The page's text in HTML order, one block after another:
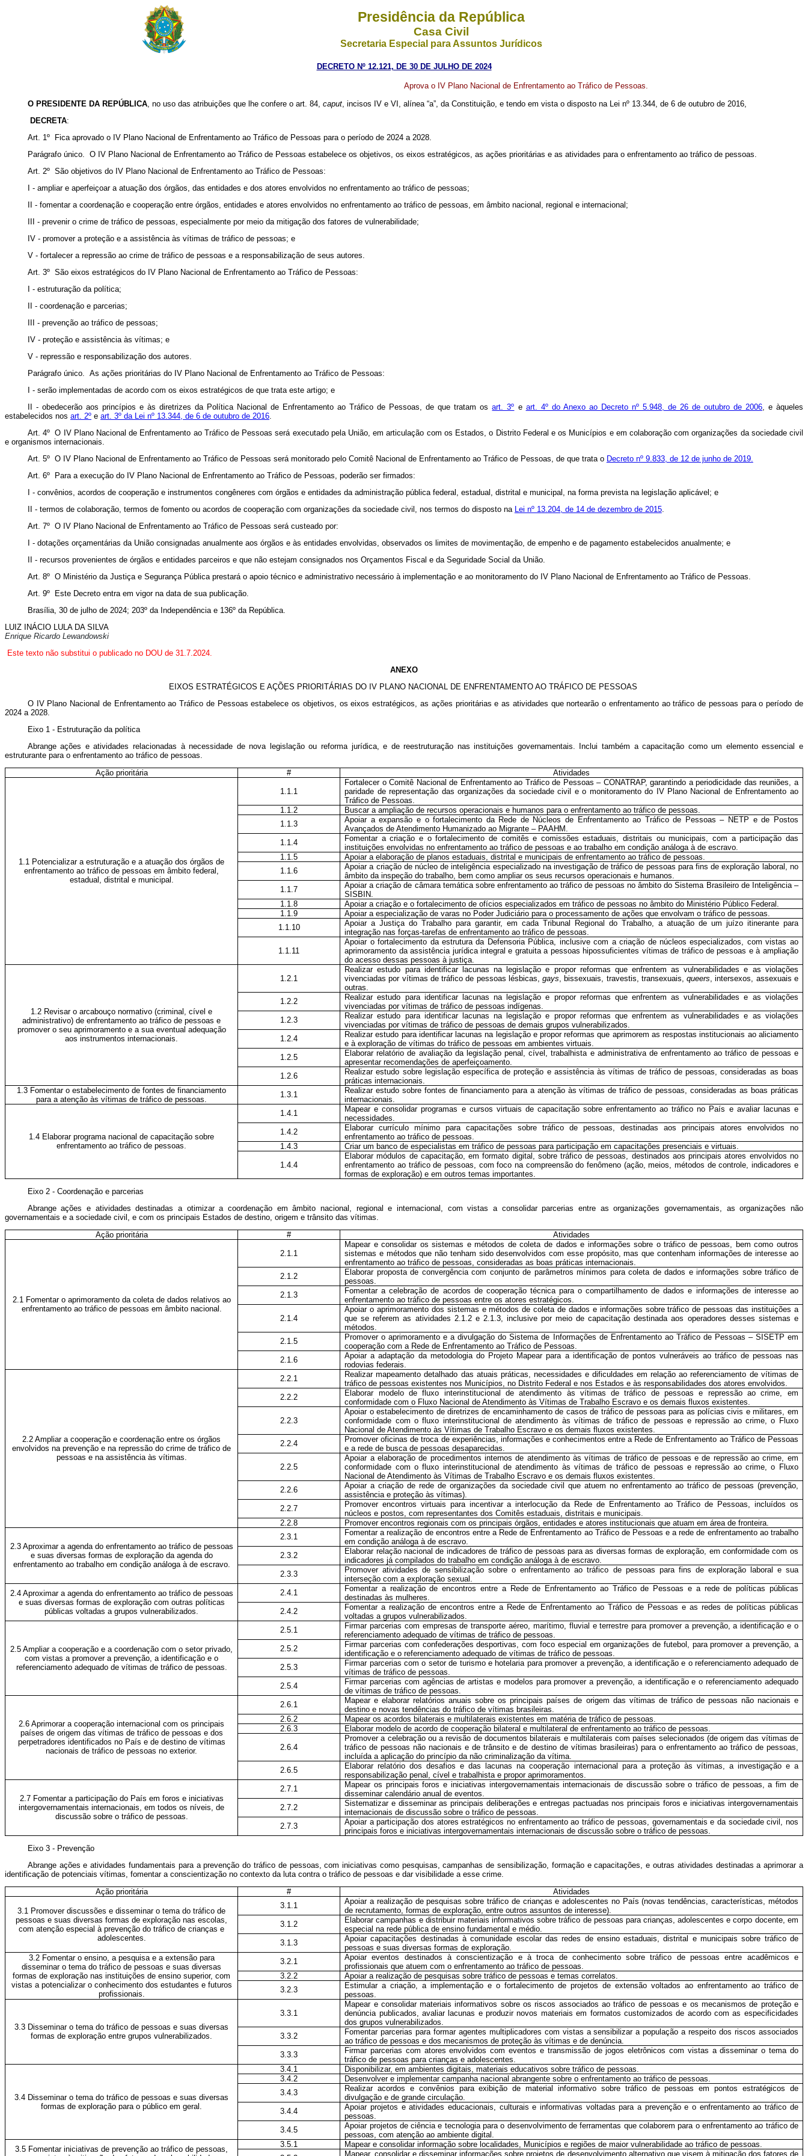
Presidência da República
Casa Civil
Secretaria Especial para Assuntos Jurídicos
DECRETO Nº 12.121, DE 30 DE JULHO DE 2024
Aprova o IV Plano Nacional de Enfrentamento ao Tráfico de Pessoas.
O PRESIDENTE DA REPÚBLICA, no uso das atribuições que lhe confere o art. 84, caput, incisos IV e VI, alínea “a”, da Constituição, e tendo em vista o disposto na Lei nº 13.344, de 6 de outubro de 2016,
DECRETA:
Art. 1º Fica aprovado o IV Plano Nacional de Enfrentamento ao Tráfico de Pessoas para o período de 2024 a 2028.
Parágrafo único. O IV Plano Nacional de Enfrentamento ao Tráfico de Pessoas estabelece os objetivos, os eixos estratégicos, as ações prioritárias e as atividades para o enfrentamento ao tráfico de pessoas.
Art. 2º São objetivos do IV Plano Nacional de Enfrentamento ao Tráfico de Pessoas:
I - ampliar e aperfeiçoar a atuação dos órgãos, das entidades e dos atores envolvidos no enfrentamento ao tráfico de pessoas;
II - fomentar a coordenação e cooperação entre órgãos, entidades e atores envolvidos no enfrentamento ao tráfico de pessoas, em âmbito nacional, regional e internacional;
III - prevenir o crime de tráfico de pessoas, especialmente por meio da mitigação dos fatores de vulnerabilidade;
IV - promover a proteção e a assistência às vítimas de tráfico de pessoas; e
V - fortalecer a repressão ao crime de tráfico de pessoas e a responsabilização de seus autores.
Art. 3º São eixos estratégicos do IV Plano Nacional de Enfrentamento ao Tráfico de Pessoas:
I - estruturação da política;
II - coordenação e parcerias;
III - prevenção ao tráfico de pessoas;
IV - proteção e assistência às vítimas; e
V - repressão e responsabilização dos autores.
Parágrafo único. As ações prioritárias do IV Plano Nacional de Enfrentamento ao Tráfico de Pessoas:
I - serão implementadas de acordo com os eixos estratégicos de que trata este artigo; e
II - obedecerão aos princípios e às diretrizes da Política Nacional de Enfrentamento ao Tráfico de Pessoas, de que tratam osart. 3º e art. 4º do Anexo ao Decreto nº 5.948, de 26 de outubro de 2006, e àqueles
estabelecidos nos art. 2º e art. 3º da Lei nº 13.344, de 6 de outubro de 2016.
Art. 4º O IV Plano Nacional de Enfrentamento ao Tráfico de Pessoas será executado pela União, em articulação com os Estados, o Distrito Federal e os Municípios e em colaboração com organizações da sociedade civil
e organismos internacionais.
Art. 5º O IV Plano Nacional de Enfrentamento ao Tráfico de Pessoas será monitorado pelo Comitê Nacional de Enfrentamento ao Tráfico de Pessoas, de que trata o Decreto nº 9.833, de 12 de junho de 2019.
Art. 6º Para a execução do IV Plano Nacional de Enfrentamento ao Tráfico de Pessoas, poderão ser firmados:
I - convênios, acordos de cooperação e instrumentos congêneres com órgãos e entidades da administração pública federal, estadual, distrital e municipal, na forma prevista na legislação aplicável; e
II - termos de colaboração, termos de fomento ou acordos de cooperação com organizações da sociedade civil, nos termos do disposto na Lei nº 13.204, de 14 de dezembro de 2015.
Art. 7º O IV Plano Nacional de Enfrentamento ao Tráfico de Pessoas será custeado por:
I - dotações orçamentárias da União consignadas anualmente aos órgãos e às entidades envolvidas, observados os limites de movimentação, de empenho e de pagamento estabelecidos anualmente; e
II - recursos provenientes de órgãos e entidades parceiros e que não estejam consignados nos Orçamentos Fiscal e da Seguridade Social da União.
Art. 8º O Ministério da Justiça e Segurança Pública prestará o apoio técnico e administrativo necessário à implementação e ao monitoramento do IV Plano Nacional de Enfrentamento ao Tráfico de Pessoas.
Art. 9º Este Decreto entra em vigor na data de sua publicação.
Brasília, 30 de julho de 2024; 203º da Independência e 136º da República.
LUIZ INÁCIO LULA DA SILVA
Enrique Ricardo Lewandowski
Este texto não substitui o publicado no DOU de 31.7.2024.
ANEXO
EIXOS ESTRATÉGICOS E AÇÕES PRIORITÁRIAS DO IV PLANO NACIONAL DE ENFRENTAMENTO AO TRÁFICO DE PESSOAS
O IV Plano Nacional de Enfrentamento ao Tráfico de Pessoas estabelece os objetivos, os eixos estratégicos, as ações prioritárias e as atividades que nortearão o enfrentamento ao tráfico de pessoas para o período de
2024 a 2028.
Eixo 1 - Estruturação da política
Abrange ações e atividades relacionadas à necessidade de nova legislação ou reforma jurídica, e de reestruturação nas instituições governamentais. Inclui também a capacitação como um elemento essencial e
estruturante para o enfrentamento ao tráfico de pessoas.
Ação prioritária
# Atividades
1.1 Potencializar a estruturação e a atuação dos órgãos de
enfrentamento ao tráfico de pessoas em âmbito federal,
estadual, distrital e municipal.
1.1.1
Fortalecer o Comitê Nacional de Enfrentamento ao Tráfico de Pessoas – CONATRAP, garantindo a periodicidade das reuniões, a
paridade de representação das organizações da sociedade civil e o monitoramento do IV Plano Nacional de Enfrentamento ao
Tráfico de Pessoas.
1.1.2
Buscar a ampliação de recursos operacionais e humanos para o enfrentamento ao tráfico de pessoas.
1.1.3
Apoiar a expansão e o fortalecimento da Rede de Núcleos de Enfrentamento ao Tráfico de Pessoas – NETP e de Postos
Avançados de Atendimento Humanizado ao Migrante – PAAHM.
1.1.4
Fomentar a criação e o fortalecimento de comitês e comissões estaduais, distritais ou municipais, com a participação das
instituições envolvidas no enfrentamento ao tráfico de pessoas e ao trabalho em condição análoga à de escravo.
1.1.5
Apoiar a elaboração de planos estaduais, distrital e municipais de enfrentamento ao tráfico de pessoas.
1.1.6
Apoiar a criação de núcleo de inteligência especializado na investigação de tráfico de pessoas para fins de exploração laboral, no
âmbito da inspeção do trabalho, bem como ampliar os seus recursos operacionais e humanos.
1.1.7
Apoiar a criação de câmara temática sobre enfrentamento ao tráfico de pessoas no âmbito do Sistema Brasileiro de Inteligência –
SISBIN.
1.1.8
Apoiar a criação e o fortalecimento de ofícios especializados em tráfico de pessoas no âmbito do Ministério Público Federal.
1.1.9
Apoiar a especialização de varas no Poder Judiciário para o processamento de ações que envolvam o tráfico de pessoas.
1.1.10
Apoiar a Justiça do Trabalho para garantir, em cada Tribunal Regional do Trabalho, a atuação de um juízo itinerante para
integração nas forças-tarefas de enfrentamento ao tráfico de pessoas.
1.1.11
Apoiar o fortalecimento da estrutura da Defensoria Pública, inclusive com a criação de núcleos especializados, com vistas ao
aprimoramento da assistência jurídica integral e gratuita a pessoas hipossuficientes vítimas de tráfico de pessoas e à ampliação
do acesso dessas pessoas à justiça.
1.2 Revisar o arcabouço normativo (criminal, cível e
administrativo) de enfrentamento ao tráfico de pessoas e
promover o seu aprimoramento e a sua eventual adequação
aos instrumentos internacionais.
1.2.1
Realizar estudo para identificar lacunas na legislação e propor reformas que enfrentem as vulnerabilidades e as violações
vivenciadas por vítimas de tráfico de pessoas lésbicas,gays, bissexuais, travestis, transexuais,queers, intersexos, assexuais e
outras.
1.2.2
Realizar estudo para identificar lacunas na legislação e propor reformas que enfrentem as vulnerabilidades e as violações
vivenciadas por vítimas de tráfico de pessoas indígenas.
1.2.3
Realizar estudo para identificar lacunas na legislação e propor reformas que enfrentem as vulnerabilidades e as violações
vivenciadas por vítimas de tráfico de pessoas de demais grupos vulnerabilizados.
1.2.4
Realizar estudo para identificar lacunas na legislação e propor reformas que aprimorem as respostas institucionais ao aliciamento
e à exploração de vítimas do tráfico de pessoas em ambientes virtuais.
1.2.5
Elaborar relatório de avaliação da legislação penal, cível, trabalhista e administrativa de enfrentamento ao tráfico de pessoas e
apresentar recomendações de aperfeiçoamento.
1.2.6
Realizar estudo sobre legislação específica de proteção e assistência às vítimas de tráfico de pessoas, consideradas as boas
práticas internacionais.
1.3 Fomentar o estabelecimento de fontes de financiamento
para a atenção às vítimas de tráfico de pessoas.
1.3.1
Realizar estudo sobre fontes de financiamento para a atenção às vítimas de tráfico de pessoas, consideradas as boas práticas
internacionais.
1.4 Elaborar programa nacional de capacitação sobre
enfrentamento ao tráfico de pessoas.
1.4.1
Mapear e consolidar programas e cursos virtuais de capacitação sobre enfrentamento ao tráfico no País e avaliar lacunas e
necessidades.
1.4.2
Elaborar currículo mínimo para capacitações sobre tráfico de pessoas, destinadas aos principais atores envolvidos no
enfrentamento ao tráfico de pessoas.
1.4.3
Criar um banco de especialistas em tráfico de pessoas para participação em capacitações presenciais e virtuais.
1.4.4
Elaborar módulos de capacitação, em formato digital, sobre tráfico de pessoas, destinados aos principais atores envolvidos no
enfrentamento ao tráfico de pessoas, com foco na compreensão do fenômeno (ação, meios, métodos de controle, indicadores e
formas de exploração) e em outros temas importantes.
Eixo 2 - Coordenação e parcerias
Abrange ações e atividades destinadas a otimizar a coordenação em âmbito nacional, regional e internacional, com vistas a consolidar parcerias entre as organizações governamentais, as organizações não
governamentais e a sociedade civil, e com os principais Estados de destino, origem e trânsito das vítimas.
Ação prioritária
# Atividades
2.1 Fomentar o aprimoramento da coleta de dados relativos ao
enfrentamento ao tráfico de pessoas em âmbito nacional.
2.1.1
Mapear e consolidar os sistemas e métodos de coleta de dados e informações sobre o tráfico de pessoas, bem como outros
sistemas e métodos que não tenham sido desenvolvidos com esse propósito, mas que contenham informações de interesse ao
enfrentamento ao tráfico de pessoas, consideradas as boas práticas internacionais.
2.1.2
Elaborar proposta de convergência com conjunto de parâmetros mínimos para coleta de dados e informações sobre tráfico de
pessoas.
2.1.3
Fomentar a celebração de acordos de cooperação técnica para o compartilhamento de dados e informações de interesse ao
enfrentamento ao tráfico de pessoas entre os atores estratégicos.
2.1.4
Apoiar o aprimoramento dos sistemas e métodos de coleta de dados e informações sobre tráfico de pessoas das instituições a
que se referem as atividades 2.1.2 e 2.1.3, inclusive por meio de capacitação destinada aos operadores desses sistemas e
métodos.
2.1.5
Promover o aprimoramento e a divulgação do Sistema de Informações de Enfrentamento ao Tráfico de Pessoas – SISETP em
cooperação com a Rede de Enfrentamento ao Tráfico de Pessoas.
2.1.6
Apoiar a adaptação da metodologia do Projeto Mapear para a identificação de pontos vulneráveis ao tráfico de pessoas nas
rodovias federais.
2.2 Ampliar a cooperação e coordenação entre os órgãos
envolvidos na prevenção e na repressão do crime de tráfico de
pessoas e na assistência às vítimas.
2.2.1
Realizar mapeamento detalhado das atuais práticas, necessidades e dificuldades em relação ao referenciamento de vítimas de
tráfico de pessoas existentes nos Municípios, no Distrito Federal e nos Estados e às responsabilidades dos atores envolvidos.
2.2.2
Elaborar modelo de fluxo interinstitucional de atendimento às vítimas de tráfico de pessoas e repressão ao crime, em
conformidade com o Fluxo Nacional de Atendimento às Vítimas de Trabalho Escravo e os demais fluxos existentes.
2.2.3
Apoiar o estabelecimento de diretrizes de encaminhamento de casos de tráfico de pessoas para as polícias civis e militares, em
conformidade com o fluxo interinstitucional de atendimento às vítimas de tráfico de pessoas e repressão ao crime, o Fluxo
Nacional de Atendimento às Vítimas de Trabalho Escravo e os demais fluxos existentes.
2.2.4
Promover oficinas de troca de experiências, informações e conhecimentos entre a Rede de Enfrentamento ao Tráfico de Pessoas
e a rede de busca de pessoas desaparecidas.
2.2.5
Apoiar a elaboração de procedimentos internos de atendimento às vítimas de tráfico de pessoas e de repressão ao crime, em
conformidade com o fluxo interinstitucional de atendimento às vítimas de tráfico de pessoas e repressão ao crime, o Fluxo
Nacional de Atendimento às Vítimas de Trabalho Escravo e os demais fluxos existentes.
2.2.6
Apoiar a criação de rede de organizações da sociedade civil que atuem no enfrentamento ao tráfico de pessoas (prevenção,
assistência e proteção às vítimas).
2.2.7
Promover encontros virtuais para incentivar a interlocução da Rede de Enfrentamento ao Tráfico de Pessoas, incluídos os
núcleos e postos, com representantes dos Comitês estaduais, distritais e municipais.
2.2.8
Promover encontros regionais com os principais órgãos, entidades e atores institucionais que atuam em área de fronteira.
2.3 Aproximar a agenda do enfrentamento ao tráfico de pessoas
e suas diversas formas de exploração da agenda do
enfrentamento ao trabalho em condição análoga à de escravo.
2.3.1
Fomentar a realização de encontros entre a Rede de Enfrentamento ao Tráfico de Pessoas e a rede de enfrentamento ao trabalho
em condição análoga à de escravo.
2.3.2
Elaborar relação nacional de indicadores de tráfico de pessoas para as diversas formas de exploração, em conformidade com os
indicadores já compilados do trabalho em condição análoga à de escravo.
2.3.3
Promover atividades de sensibilização sobre o enfrentamento ao tráfico de pessoas para fins de exploração laboral e sua
interseção com a exploração sexual.
2.4 Aproximar a agenda do enfrentamento ao tráfico de pessoas
e suas diversas formas de exploração com outras políticas
públicas voltadas a grupos vulnerabilizados.
2.4.1
Fomentar a realização de encontros entre a Rede de Enfrentamento ao Tráfico de Pessoas e a rede de políticas públicas
destinadas às mulheres.
2.4.2
Fomentar a realização de encontros entre a Rede de Enfrentamento ao Tráfico de Pessoas e as redes de políticas públicas
voltadas a grupos vulnerabilizados.
2.5 Ampliar a cooperação e a coordenação com o setor privado,
com vistas a promover a prevenção, a identificação e o
referenciamento adequado de vítimas de tráfico de pessoas.
2.5.1
Firmar parcerias com empresas de transporte aéreo, marítimo, fluvial e terrestre para promover a prevenção, a identificação e o
referenciamento adequado de vítimas de tráfico de pessoas.
2.5.2
Firmar parcerias com confederações desportivas, com foco especial em organizações de futebol, para promover a prevenção, a
identificação e o referenciamento adequado de vítimas de tráfico de pessoas.
2.5.3
Firmar parcerias com o setor de turismo e hotelaria para promover a prevenção, a identificação e o referenciamento adequado de
vítimas de tráfico de pessoas.
2.5.4
Firmar parcerias com agências de artistas e modelos para promover a prevenção, a identificação e o referenciamento adequado
de vítimas de tráfico de pessoas.
2.6 Aprimorar a cooperação internacional com os principais
países de origem das vítimas de tráfico de pessoas e dos
perpetradores identificados no País e de destino de vítimas
nacionais de tráfico de pessoas no exterior.
2.6.1
Mapear e elaborar relatórios anuais sobre os principais países de origem das vítimas de tráfico de pessoas não nacionais e
destino e novas tendências do tráfico de vítimas brasileiras.
2.6.2
Mapear os acordos bilaterais e multilaterais existentes em matéria de tráfico de pessoas.
2.6.3
Elaborar modelo de acordo de cooperação bilateral e multilateral de enfrentamento ao tráfico de pessoas.
2.6.4
Promover a celebração ou a revisão de documentos bilaterais e multilaterais com países selecionados (de origem das vítimas de
tráfico de pessoas não nacionais e de trânsito e de destino de vítimas brasileiras) para o enfrentamento ao tráfico de pessoas,
incluída a aplicação do princípio da não criminalização da vítima.
2.6.5
Elaborar relatório dos desafios e das lacunas na cooperação internacional para a proteção às vítimas, a investigação e a
responsabilização penal, cível e trabalhista e propor aprimoramentos.
2.7 Fomentar a participação do País em foros e iniciativas
intergovernamentais internacionais, em todos os níveis, de
discussão sobre o tráfico de pessoas.
2.7.1
Mapear os principais foros e iniciativas intergovernamentais internacionais de discussão sobre o tráfico de pessoas, a fim de
disseminar calendário anual de eventos.
2.7.2
Sistematizar e disseminar as principais deliberações e entregas pactuadas nos principais foros e iniciativas intergovernamentais
internacionais de discussão sobre o tráfico de pessoas.
2.7.3
Apoiar a participação dos atores estratégicos no enfrentamento ao tráfico de pessoas, governamentais e da sociedade civil, nos
principais foros e iniciativas intergovernamentais internacionais de discussão sobre o tráfico de pessoas.
Eixo 3 - Prevenção
Abrange ações e atividades fundamentais para a prevenção do tráfico de pessoas, com iniciativas como pesquisas, campanhas de sensibilização, formação e capacitações, e outras atividades destinadas a aprimorar a
identificação de potenciais vítimas, fomentar a conscientização no contexto da luta contra o tráfico de pessoas e dar visibilidade a esse crime.
Ação prioritária
# Atividades
3.1 Promover discussões e disseminar o tema do tráfico de
pessoas e suas diversas formas de exploração nas escolas,
com atenção especial à prevenção do tráfico de crianças e
adolescentes.
3.1.1
Apoiar a realização de pesquisas sobre tráfico de crianças e adolescentes no País (novas tendências, características, métodos
de recrutamento, formas de exploração, entre outros assuntos de interesse).
3.1.2
Elaborar campanhas e distribuir materiais informativos sobre tráfico de pessoas para crianças, adolescentes e corpo docente, em
especial na rede pública de ensino fundamental e médio.
3.1.3
Apoiar capacitações destinadas à comunidade escolar das redes de ensino estaduais, distrital e municipais sobre tráfico de
pessoas e suas diversas formas de exploração.
3.2 Fomentar o ensino, a pesquisa e a extensão para
disseminar o tema do tráfico de pessoas e suas diversas
formas de exploração nas instituições de ensino superior, com
vistas a potencializar o conhecimento dos estudantes e futuros
profissionais.
3.2.1
Apoiar eventos destinados à conscientização e à troca de conhecimento sobre tráfico de pessoas entre acadêmicos e
profissionais que atuem com o enfrentamento ao tráfico de pessoas.
3.2.2
Apoiar a realização de pesquisas sobre tráfico de pessoas e temas correlatos.
3.2.3
Estimular a criação, a implementação e o fortalecimento de projetos de extensão voltados ao enfrentamento ao tráfico de
pessoas.
3.3 Disseminar o tema do tráfico de pessoas e suas diversas
formas de exploração entre grupos vulnerabilizados.
3.3.1
Mapear e consolidar materiais informativos sobre os riscos associados ao tráfico de pessoas e os mecanismos de proteção e
denúncia publicados, avaliar lacunas e produzir novos materiais em formatos customizados de acordo com as especificidades
dos grupos vulnerabilizados.
3.3.2
Fomentar parcerias para formar agentes multiplicadores com vistas a sensibilizar a população a respeito dos riscos associados
ao tráfico de pessoas e dos mecanismos de proteção às vítimas e de denúncia.
3.3.3
Firmar parcerias com atores envolvidos com eventos e transmissão de jogos eletrônicos com vistas a disseminar o tema do
tráfico de pessoas para crianças e adolescentes.
3.4 Disseminar o tema do tráfico de pessoas e suas diversas
formas de exploração para o público em geral.
3.4.1
Disponibilizar, em ambientes digitais, materiais educativos sobre tráfico de pessoas.
3.4.2
Desenvolver e implementar campanha nacional abrangente sobre o enfrentamento ao tráfico de pessoas.
3.4.3
Realizar acordos e convênios para exibição de material informativo sobre tráfico de pessoas em pontos estratégicos de
divulgação e de grande circulação.
3.4.4
Apoiar projetos e atividades educacionais, culturais e informativas voltadas para a prevenção e o enfrentamento ao tráfico de
pessoas.
3.4.5
Apoiar projetos de ciência e tecnologia para o desenvolvimento de ferramentas que colaborem para o enfrentamento ao tráfico de
pessoas, com atenção ao ambiente digital.
3.5 Fomentar iniciativas de prevenção ao tráfico de pessoas,
3.5.1
Mapear e consolidar informação sobre localidades, Municípios e regiões de maior vulnerabilidade ao tráfico de pessoas.
Mapear, consolidar e disseminar informações sobre projetos de desenvolvimento alternativo que visem à mitigação dos fatores de